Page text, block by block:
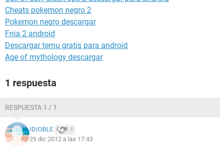
Cheats pokemon negro 2
Pokemon negro descargar
Fnia 2 android
Descargar temu gratis para android
Age of mythology descargar
1 respuesta
RESPUESTA 1 / 1
IDIOBLE 1
29 dic 2012 a las 17:43